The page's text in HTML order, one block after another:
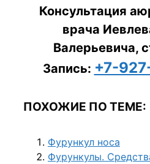
Консультация
врача
Валерьевича,
Запись: +7-
ПОХОЖИЕ ПО ТЕМЕ:
Фурункул носа
Фурункулы.